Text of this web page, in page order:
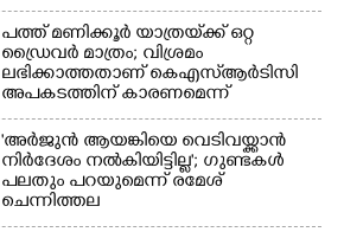
പത്ത് മണിക്കൂർ യാത്രയ്‌ക്ക് ഒറ്റ
ഡ്രൈവർ മാത്രം; വിശ്രമം
ലഭിക്കാത്തതാണ് കെഎസ്‌ആർടിസി
അപകടത്തിന് കാരണമെന്ന്
വിമർശനം
'അർജുൻ ആയങ്കിയെ വെടിവയ്ക്കാൻ
നിർദേശം നൽകിയിട്ടില്ല'; ഗുണ്ടകൾ
പലതും പറയുമെന്ന് രമേശ്
ചെന്നിത്തല